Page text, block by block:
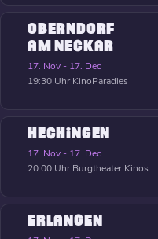
OBERNDORF
AM NECKAR
17. Nov - 17. Dec
19:30 Uhr KinoParadies
HECHINGEN
17. Nov - 17. Dec
20:00 Uhr Burgtheater Kinos
ERLANGEN